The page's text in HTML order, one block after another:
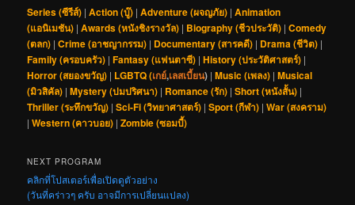
Series (ซีรีส์) |Action (บู๊) |Adventure (ผจญภัย) |Animation
(แอนิเมชัน) |Awards (หนังชิงรางวัล) | Biography (ชีวประวัติ) |Comedy
(ตลก) |Crime (อาชญากรรม) | Documentary (สารคดี) | Drama (ชีวิต) |
Family (ครอบครัว) |Fantasy (แฟนตาซี) |History (ประวัติศาสตร์) |
Horror (สยองขวัญ) | LGBTQ (เกย์,เลสเบี้ยน) |Music (เพลง) |Musical
(มิวสิคัล) |Mystery (ปมปริศนา) | Romance (รัก) |Short (หนังสั้น) |
Thriller (ระทึกขวัญ) |Sci-Fi (วิทยาศาสตร์) |Sport (กีฬา) |War (สงคราม)
|Western (คาวบอย) |Zombie (ซอมบี้)
NEXT PROGRAM
คลิกที่โปสเตอร์เพื่อเปิดดูตัวอย่าง
(วันที่คร่าวๆ ครับ อาจมีการเปลี่ยนแปลง)